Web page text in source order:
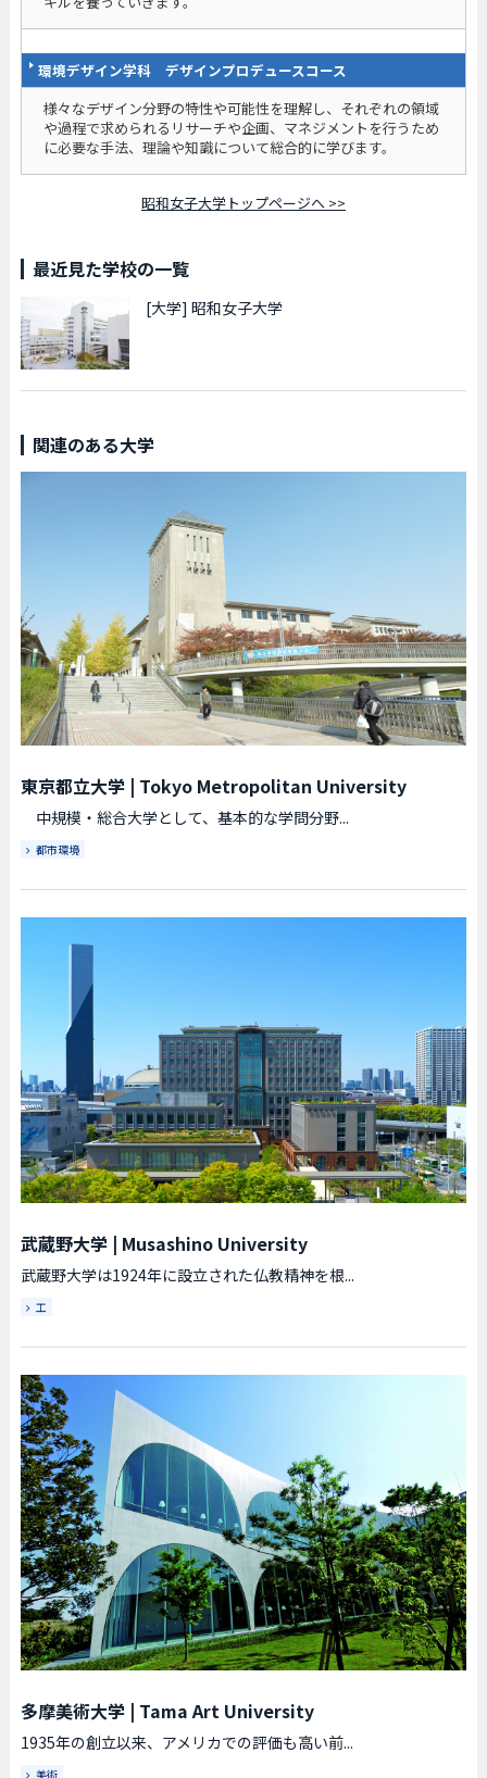
環境デザイン学科 デザインプロデュースコース
様々なデザイン分野の特性や可能性を理解し、それぞれの領域
や過程で求められるリサーチや企画、マネジメントを行うため
に必要な手法、理論や知識について総合的に学びます。
昭和女子大学トップページへ >>
最近見た学校の一覧
[大学] 昭和女子大学
関連のある大学
東京都立大学| Tokyo Metropolitan University
中規模・総合大学として、基本的な学問分野...
都市環境
武蔵野大学| Musashino University
武蔵野大学は1924年に設立された仏教精神を根...
工
多摩美術大学| Tama Art University
1935年の創立以来、アメリカでの評価も高い前...
美術